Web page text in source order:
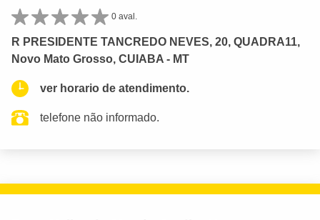
0 aval.
R PRESIDENTE TANCREDO NEVES, 20, QUADRA11,
Novo Mato Grosso, CUIABA - MT
ver horario de atendimento.
telefone não informado.